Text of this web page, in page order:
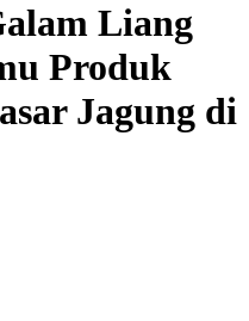
Liang
Produk
Jagung di